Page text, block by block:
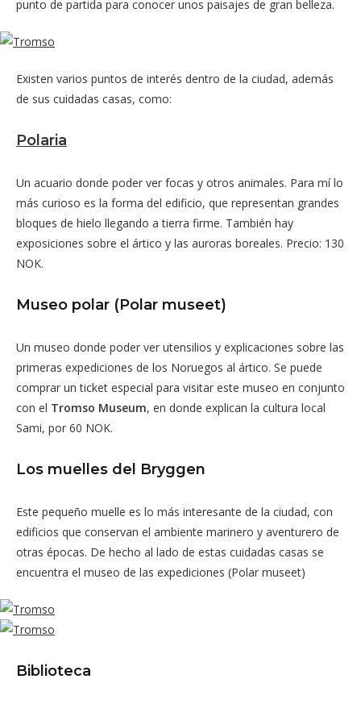
punto de partida para conocer unos paisajes de gran belleza.
Existen varios puntos de interés dentro de la ciudad, además
de sus cuidadas casas, como:
Polaria
Un acuario donde poder ver focas y otros animales. Para mí lo
más curioso es la forma del edificio, que representan grandes
bloques de hielo llegando a tierra firme. También hay
exposiciones sobre el ártico y las auroras boreales. Precio: 130
NOK.
Museo polar (Polar museet)
Un museo donde poder ver utensilios y explicaciones sobre las
primeras expediciones de los Noruegos al ártico. Se puede
comprar un ticket especial para visitar este museo en conjunto
con el Tromso Museum, en donde explican la cultura local
Sami, por 60 NOK.
Los muelles del Bryggen
Este pequeño muelle es lo más interesante de la ciudad, con
edificios que conservan el ambiente marinero y aventurero de
otras épocas. De hecho al lado de estas cuidadas casas se
encuentra el museo de las expediciones (Polar museet)
Biblioteca